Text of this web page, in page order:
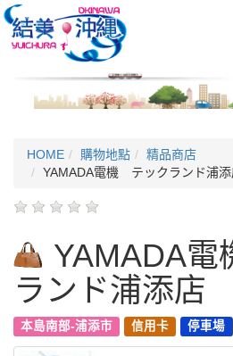
HOME 購物地點
精品商店
YAMADA電機 テックランド浦
YAMADA
ランド浦添店
本島南部-浦添市 信用卡 停車場